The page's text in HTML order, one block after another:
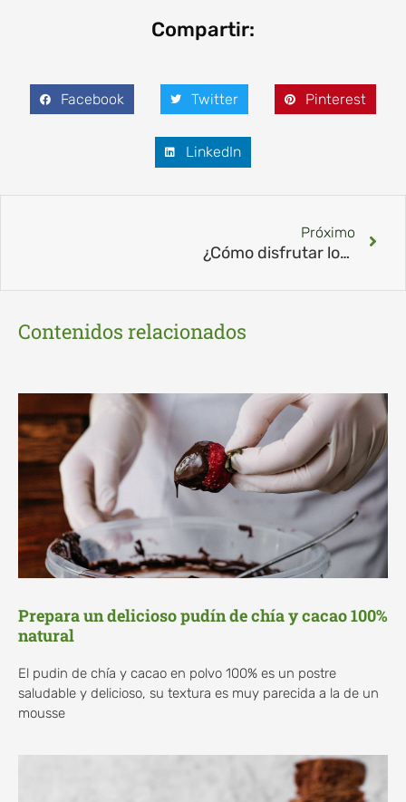
Compartir:
Facebook Twitter Pinterest
LinkedIn
Próximo
¿Cómo disfrutar los deliciosos nibs de cacao?
Contenidos relacionados
Prepara un delicioso pudín de chía y cacao 100%
natural
El pudin de chía y cacao en polvo 100% es un postre
saludable y delicioso, su textura es muy parecida a la de un
mousse